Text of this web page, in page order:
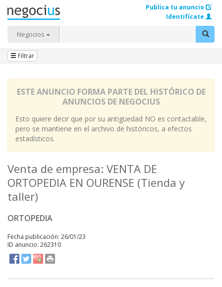
Negocios
Publica tu anuncio
Identifícate
Filtrar
ESTE ANUNCIO FORMA PARTE DEL HISTÓRICO DE
ANUNCIOS DE NEGOCIUS
Esto quiere decir que por su antigüedad NO es contactable,
pero se mantiene en el archivo de históricos, a efectos
estadísticos.
Venta de empresa: VENTA DE
ORTOPEDIA EN OURENSE (Tienda y
taller)
ORTOPEDIA
Fecha publicación: 26/01/23
ID anuncio: 262310